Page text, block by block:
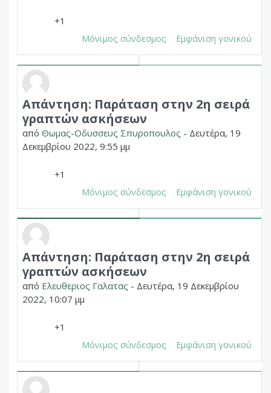
+1
Μόνιμος σύνδεσμος Εμφάνιση γονικού
Σε απάντηση σε Δημητριος Χουπας
Απάντηση: Παράταση στην 2η σειρά
γραπτών ασκήσεων
από Θωμας-Οδυσσευς Σπυροπουλος - Δευτέρα, 19
Δεκεμβρίου 2022, 9:55 μμ
+1
Μόνιμος σύνδεσμος Εμφάνιση γονικού
Σε απάντηση σε Δημητριος Χουπας
Απάντηση: Παράταση στην 2η σειρά
γραπτών ασκήσεων
από Ελευθεριος Γαλατας - Δευτέρα, 19 Δεκεμβρίου
2022, 10:07 μμ
+1
Μόνιμος σύνδεσμος Εμφάνιση γονικού